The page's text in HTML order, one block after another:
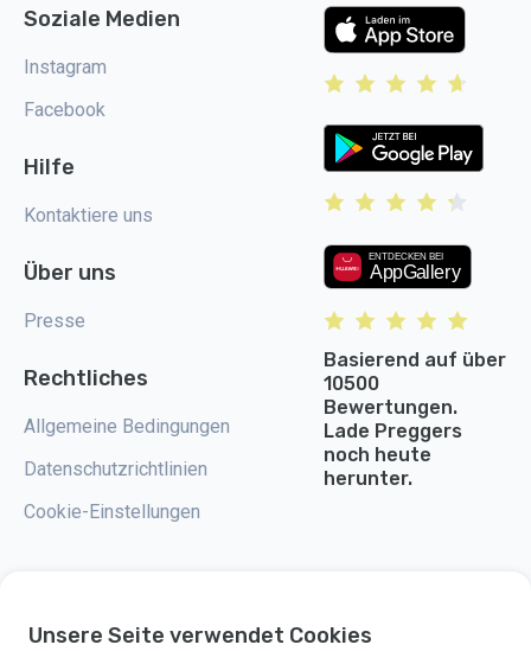
Soziale Medien
Instagram
Facebook
Hilfe
Kontaktiere uns
Über uns
Presse
Rechtliches
Allgemeine Bedingungen
Datenschutzrichtlinien
Cookie-Einstellungen
Basierend auf über
10500
Bewertungen.
Lade Preggers
noch heute
herunter.
Preggers ist eine App, die 2017 von der schwedischen Firma Stroller AB
Unsere Seite verwendet Cookies